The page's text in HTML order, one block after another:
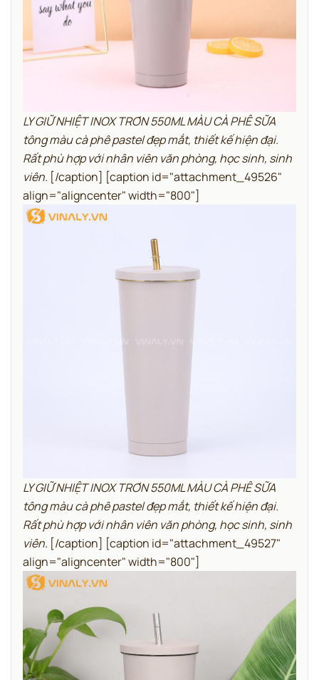
LY GIỮ NHIỆT INOX TRƠN 550ML MÀU CÀ PHÊ SỮA
tông màu cà phê pastel đẹp mắt, thiết kế hiện đại.
Rất phù hợp với nhân viên văn phòng, học sinh, sinh
viên. [/caption] [caption id="attachment_49526"
align="aligncenter" width="800"]
LY GIỮ NHIỆT INOX TRƠN 550ML MÀU CÀ PHÊ SỮA
tông màu cà phê pastel đẹp mắt, thiết kế hiện đại.
Rất phù hợp với nhân viên văn phòng, học sinh, sinh
viên. [/caption] [caption id="attachment_49527"
align="aligncenter" width="800"]